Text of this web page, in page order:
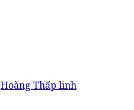
Hoàng Thấp linh